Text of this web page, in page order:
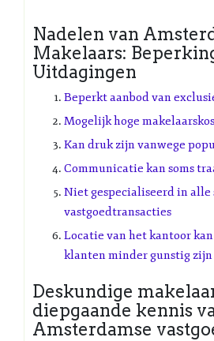
Nadelen van
Makelaars:
Uitdagingen
Beperkt aanbod van
Mogelijk hoge
Kan druk zijn vanwege
Communicatie kan soms
Niet gespecialiseerd in alle
vastgoedtransacties
Locatie van het kantoor
klanten minder gunstig zijn
Deskundige
diepgaande kennis
Amsterdamse